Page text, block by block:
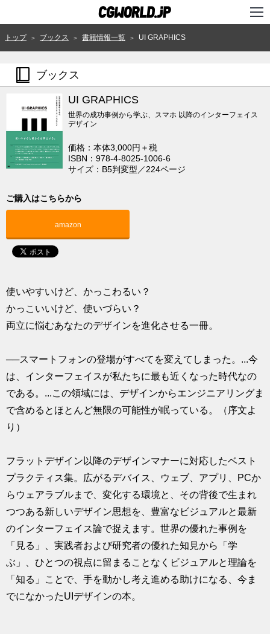
TOP
ニュース
特集
連載
用語辞典
講座
クリエイターズID
トップ ＞ ブックス ＞ 書籍情報一覧 ＞ UI GRAPHICS
ブックス
UI GRAPHICS
世界の成功事例から学ぶ、スマホ 以降のインターフェイス
デザイン
価格：本体3,000円＋税
ISBN：978-4-8025-1006-6
サイズ：B5判変型／224ページ
ご購入はこちらから
amazon
使いやすいけど、かっこわるい？
かっこいいけど、使いづらい？
両立に悩むあなたのデザインを進化させる一冊。
──スマートフォンの登場がすべてを変えてしまった。...今
は、インターフェイスが私たちに最も近くなった時代なの
である。...この領域には、デザインからエンジニアリングま
で含めるとほとんど無限の可能性が眠っている。（序文よ
り）
フラットデザイン以降のデザインマナーに対応したベスト
プラクティス集。広がるデバイス、ウェブ、アプリ、PCか
らウェアラブルまで、変化する環境と、その背後で生まれ
つつある新しいデザイン思想を、豊富なビジュアルと最新
のインターフェイス論で捉えます。世界の優れた事例を
「見る」、実践者および研究者の優れた知見から「学
ぶ」、ひとつの視点に留まることなくビジュアルと理論を
「知る」ことで、手を動かし考え進める助けになる、今ま
でになかったUIデザインの本。